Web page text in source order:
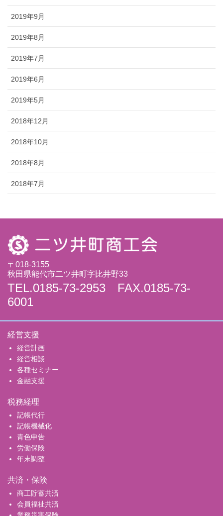
2019年9月
2019年8月
2019年7月
2019年6月
2019年5月
2018年12月
2018年10月
2018年8月
2018年7月
〒018-3155
秋田県能代市二ツ井町字比井野33
TEL.0185-73-2953 FAX.0185-73-
6001
経営支援
経営計画
経営相談
各種セミナー
金融支援
税務経理
記帳代行
記帳機械化
青色申告
労働保険
年末調整
共済・保険
商工貯蓄共済
会員福祉共済